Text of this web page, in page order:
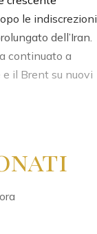
le indiscrezioni
dell’Iran.
continuato a
il Brent su nuovi